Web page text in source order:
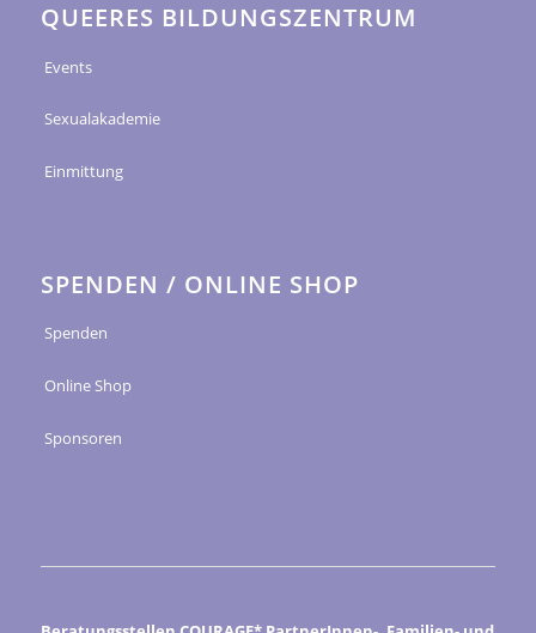
QUEERES BILDUNGSZENTRUM
Events
Sexualakademie
Einmittung
SPENDEN / ONLINE SHOP
Spenden
Online Shop
Sponsoren